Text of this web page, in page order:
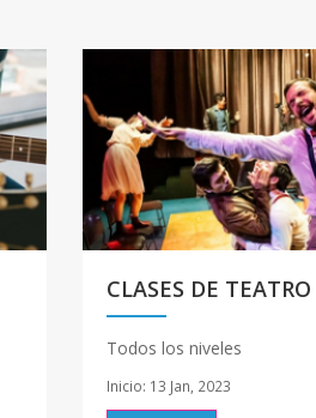
CLASES DE TEATRO
Todos los niveles
Inicio: 13 Jan, 2023